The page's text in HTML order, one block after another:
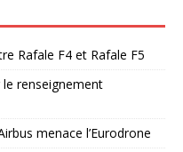
Rafale F4 et Rafale F5
renseignement
menace l’Eurodrone